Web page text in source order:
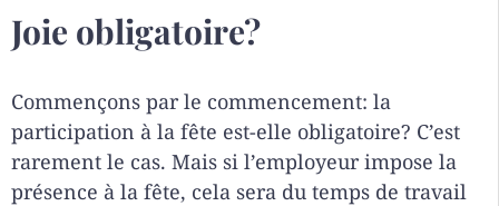
Joie obligatoire?
Commençons par le commencement: la
participation à la fête est-elle obligatoire? C’est
rarement le cas. Mais si l’employeur impose la
présence à la fête, cela sera du temps de travail